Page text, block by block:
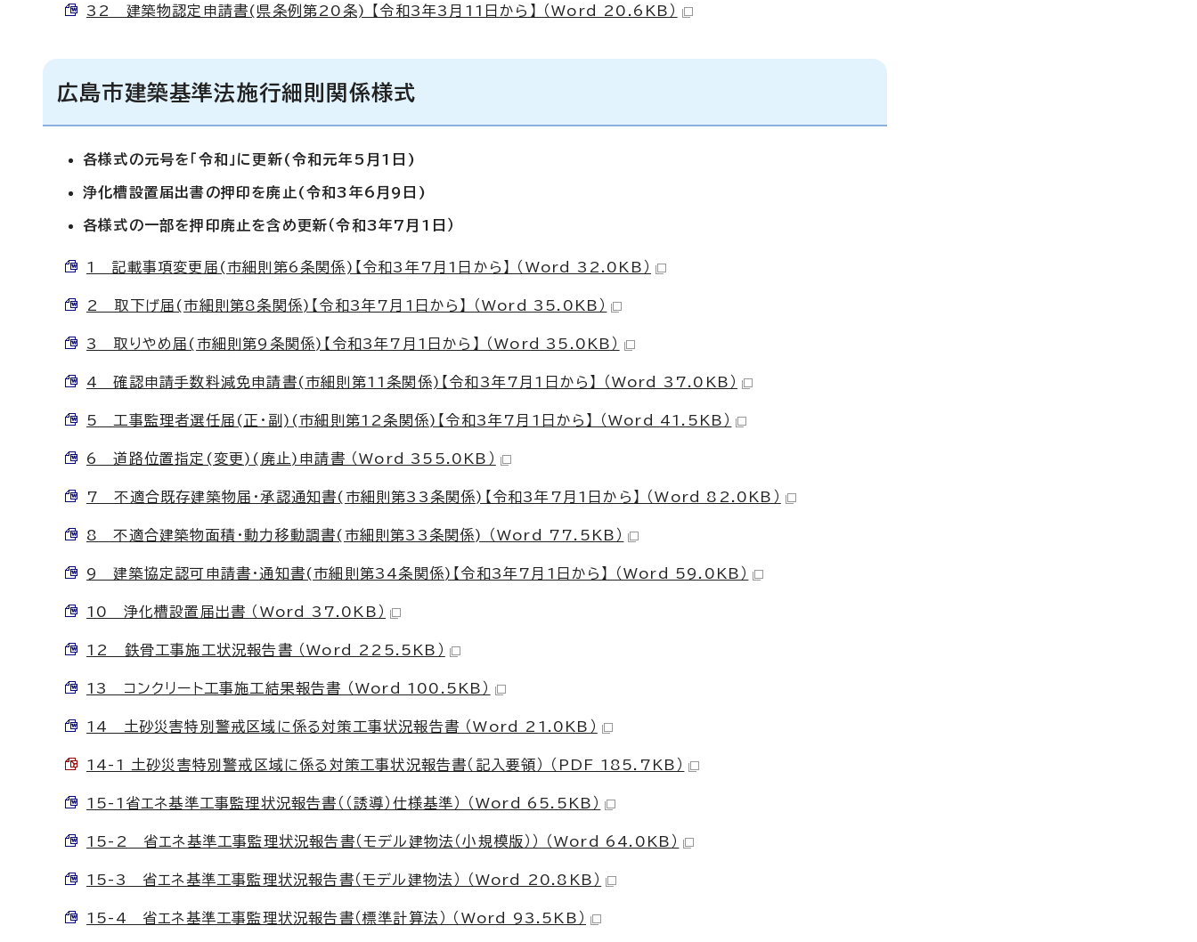
32 建築物認定申請書(県条例第20条) 【令和3年3月11日から】 （Word 20.6KB）
広島市建築基準法施行細則関係様式
各様式の元号を「令和」に更新(令和元年5月1日)
浄化槽設置届出書の押印を廃止(令和3年6月9日)
各様式の一部を押印廃止を含め更新（令和3年7月1日）
1 記載事項変更届(市細則第6条関係)【令和3年7月1日から】 （Word 32.0KB）
2 取下げ届(市細則第8条関係)【令和3年7月1日から】 （Word 35.0KB）
3 取りやめ届(市細則第9条関係)【令和3年7月1日から】 （Word 35.0KB）
4 確認申請手数料減免申請書(市細則第11条関係)【令和3年7月1日から】 （Word 37.0KB）
5 工事監理者選任届(正・副)(市細則第12条関係)【令和3年7月1日から】 （Word 41.5KB）
6 道路位置指定(変更)(廃止)申請書 （Word 355.0KB）
7 不適合既存建築物届・承認通知書(市細則第33条関係)【令和3年7月1日から】 （Word 82.0KB）
8 不適合建築物面積・動力移動調書(市細則第33条関係) （Word 77.5KB）
9 建築協定認可申請書・通知書(市細則第34条関係)【令和3年7月1日から】 （Word 59.0KB）
10 浄化槽設置届出書 （Word 37.0KB）
12 鉄骨工事施工状況報告書 （Word 225.5KB）
13 コンクリート工事施工結果報告書 （Word 100.5KB）
14 土砂災害特別警戒区域に係る対策工事状況報告書 （Word 21.0KB）
14-1 土砂災害特別警戒区域に係る対策工事状況報告書（記入要領） （PDF 185.7KB）
15-1省エネ基準工事監理状況報告書（（誘導）仕様基準） （Word 65.5KB）
15-2 省エネ基準工事監理状況報告書（モデル建物法（小規模版）） （Word 64.0KB）
15-3 省エネ基準工事監理状況報告書（モデル建物法） （Word 20.8KB）
15-4 省エネ基準工事監理状況報告書（標準計算法） （Word 93.5KB）